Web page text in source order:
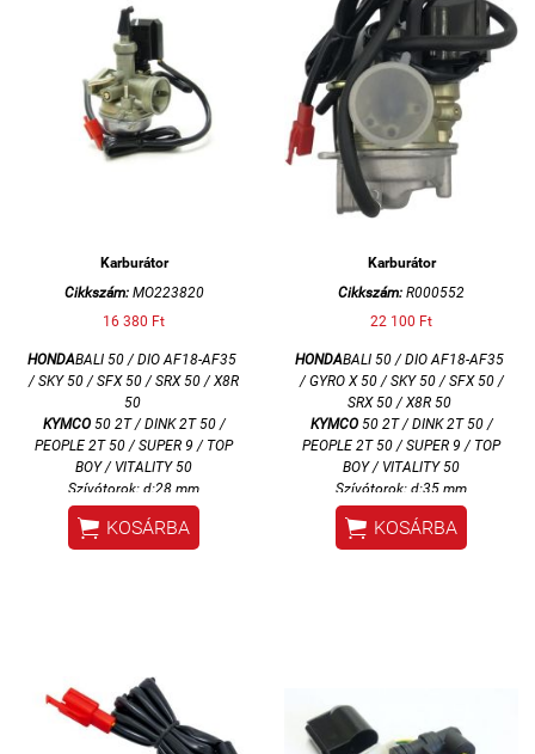
Karburátor
Cikkszám:MO223820
16 380 Ft
HONDABALI 50 /DIO AF18-AF35
/ SKY 50 / SFX 50 / SRX 50 / X8R
50
KYMCO50 2T / DINK 2T 50 /
PEOPLE 2T 50 / SUPER 9 / TOP
BOY / VITALITY 50
Szívótorok: d:28 mm
 KOSÁRBA
Karburátor
Cikkszám: R000552
22 100 Ft
HONDABALI 50 /DIO AF18-AF35
/ GYRO X 50 / SKY 50 / SFX 50 /
SRX 50 / X8R 50
KYMCO50 2T / DINK 2T 50 /
PEOPLE 2T 50 / SUPER 9 / TOP
BOY / VITALITY 50
Szívótorok: d:35 mm
 KOSÁRBA